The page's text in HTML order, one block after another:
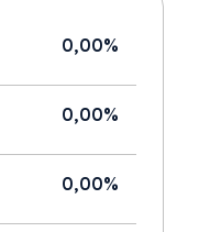
0,00%
0,00%
0,00%